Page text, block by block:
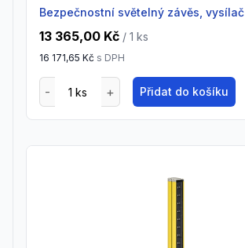
Bezpečnostní světelný závěs, vysílač
13 365,00 Kč / 1 ks
16 171,65 Kč s DPH
Přidat do košíku